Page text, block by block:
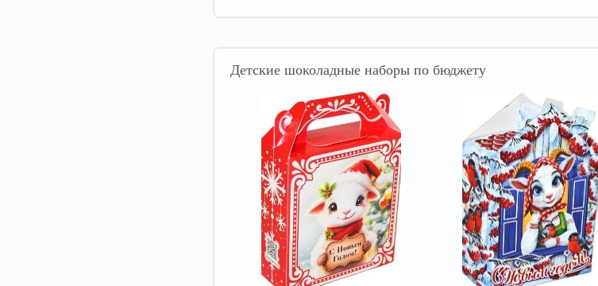
Детские шоколадные наборы по бюджету